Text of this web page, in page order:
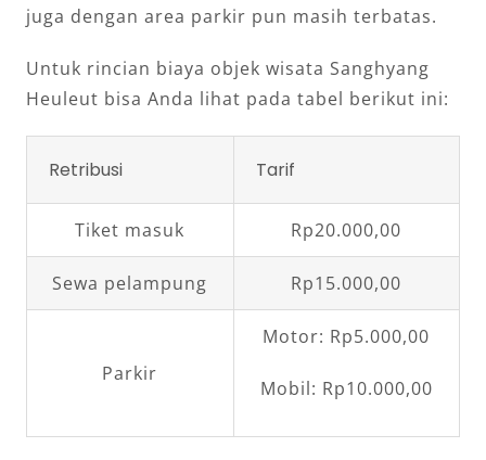
juga dengan area parkir pun masih terbatas.
Untuk rincian biaya objek wisata Sanghyang
Heuleut bisa Anda lihat pada tabel berikut ini:
Retribusi Tarif
Tiket masuk Rp20.000,00
Sewa pelampung Rp15.000,00
Parkir
Motor: Rp5.000,00
Mobil: Rp10.000,00